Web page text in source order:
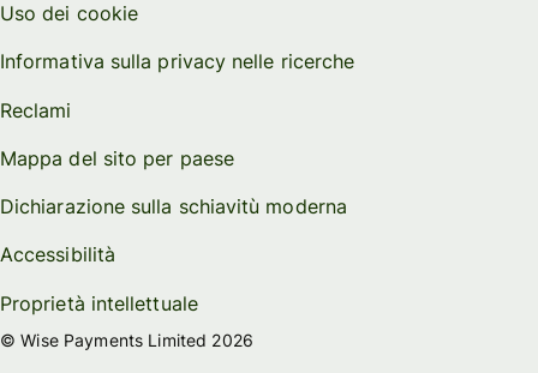
Uso dei cookie
Informativa sulla privacy nelle ricerche
Reclami
Mappa del sito per paese
Dichiarazione sulla schiavitù moderna
Accessibilità
Proprietà intellettuale
© Wise Payments Limited 2026